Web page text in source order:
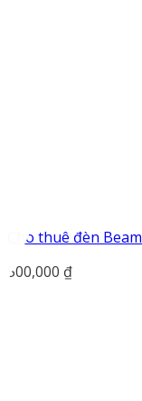
Cho thuê đèn Beam
500,000 ₫